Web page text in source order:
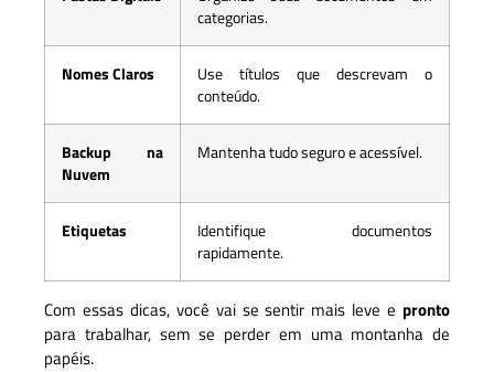
categorias.
Nomes Claros
Use títulos que descrevam o
conteúdo.
Backup na
Nuvem
Mantenha tudo seguro e acessível.
Etiquetas
Identifique documentos
rapidamente.
Com essas dicas, você vai se sentir mais leve e pronto
para trabalhar, sem se perder em uma montanha de
papéis.